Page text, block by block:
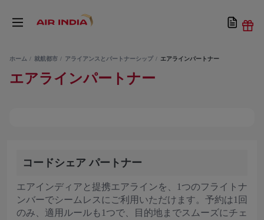
ホーム 就航都市 アライアンスとパートナーシップ エアラインパートナー
エアラインパートナー
コードシェア パートナー
エアインディアと提携エアラインを、1つのフライトナ
ンバーでシームレスにご利用いただけます。予約は1回
のみ、適用ルールも1つで、目的地までスムーズにチェ